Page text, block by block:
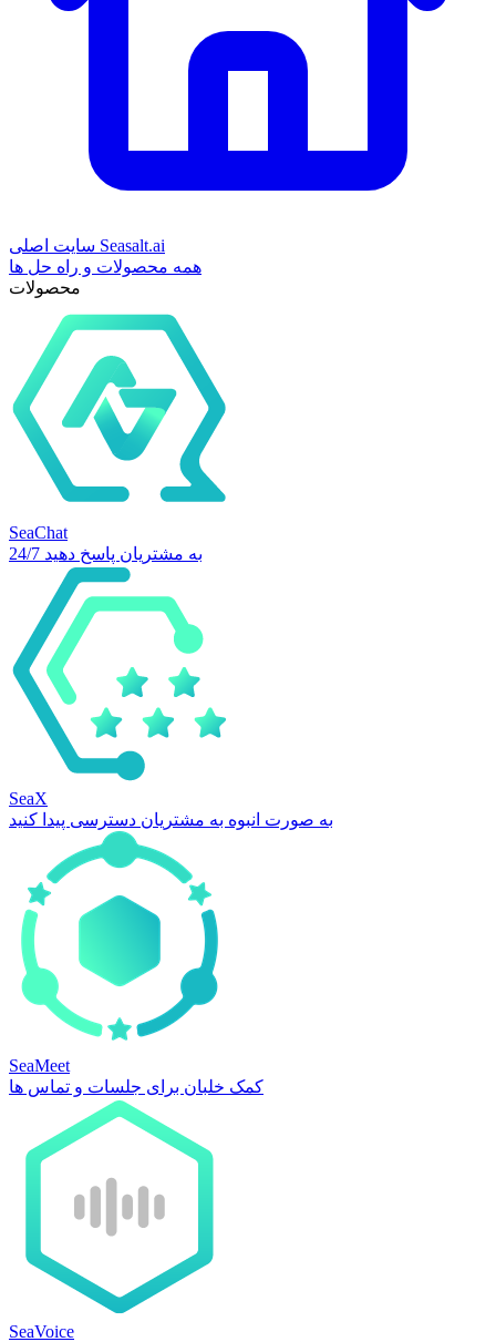
سایت اصلی Seasalt.ai
همه محصولات و راه حل ها
محصولات
SeaChat
24/7 به مشتریان پاسخ دهید
SeaX
به صورت انبوه به مشتریان دسترسی پیدا کنید
SeaMeet
کمک خلبان برای جلسات و تماس ها
SeaVoice